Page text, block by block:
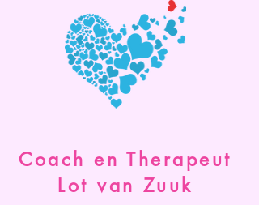
Coach en Therapeut
Lot van Zuuk